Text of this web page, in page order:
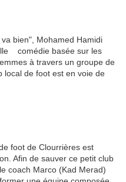
bien", Mohamed Hamidi
comédie basée sur les
à travers un groupe de
local de foot est en voie de
foot de Clourrières est
Afin de sauver ce petit club
coach Marco (Kad Merad)